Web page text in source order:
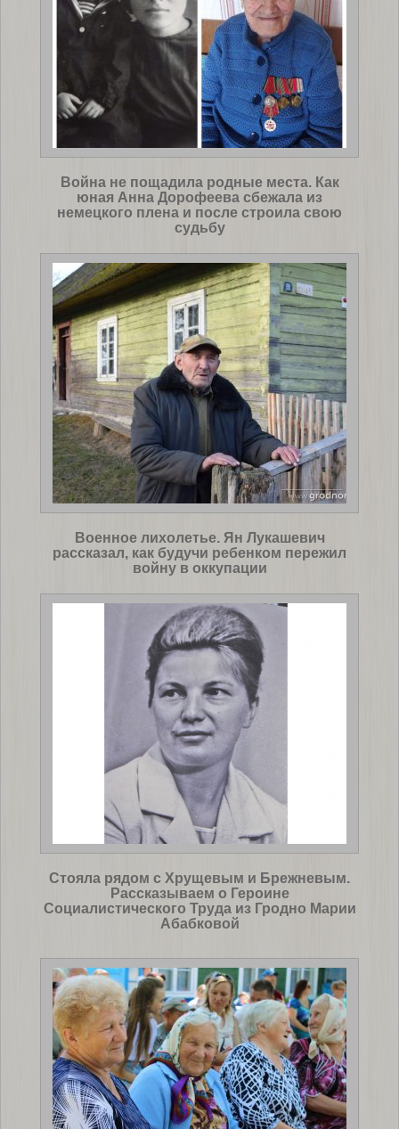
Война не пощадила родные места. Как
юная Анна Дорофеева сбежала из
немецкого плена и после строила свою
судьбу
Военное лихолетье. Ян Лукашевич
рассказал, как будучи ребенком пережил
войну в оккупации
Стояла рядом с Хрущевым и Брежневым.
Рассказываем о Героине
Социалистического Труда из Гродно Марии
Абабковой